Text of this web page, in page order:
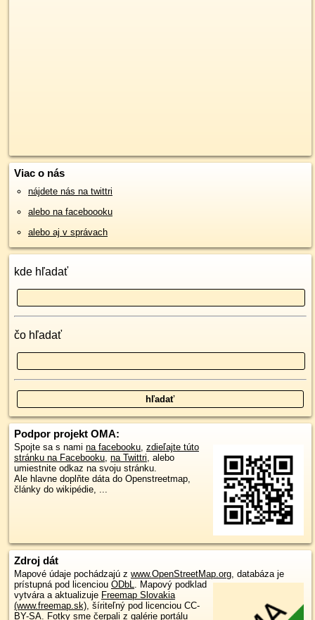
Viac o nás
nájdete nás na twittri
alebo na faceboooku
alebo aj v správach
kde hľadať
čo hľadať
Podpor projekt OMA:
Spojte sa s nami na facebooku, zdieľajte túto
stránku na Facebooku, na Twittri, alebo
umiestnite odkaz na svoju stránku.
Ale hlavne doplňte dáta do Openstreetmap,
články do wikipédie, ...
Zdroj dát
Mapové údaje pochádzajú z www.OpenStreetMap.org, databáza je
prístupná pod licenciou ODbL. Mapový podklad
vytvára a aktualizuje Freemap Slovakia
(www.freemap.sk), šíriteľný pod licenciou CC-
BY-SA. Fotky sme čerpali z galérie portálu